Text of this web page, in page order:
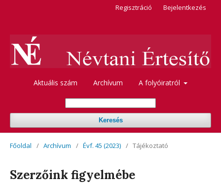
Aktuális szám Archívum A folyóiratról
Keresés
Regisztráció Bejelentkezés
Főoldal / Archívum / Évf. 45 (2023) / Tájékoztató
Szerzőink figyelmébe